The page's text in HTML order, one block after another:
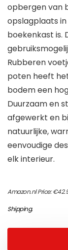
opbergen van
opslagplaats
boekenkast is.
Rubberen
poten heeft
bodem een
Duurzaam en
afgewerkt en
natuurlijke,
eenvoudige
elk interieur.
Amazon.nl Price:€
Shipping.